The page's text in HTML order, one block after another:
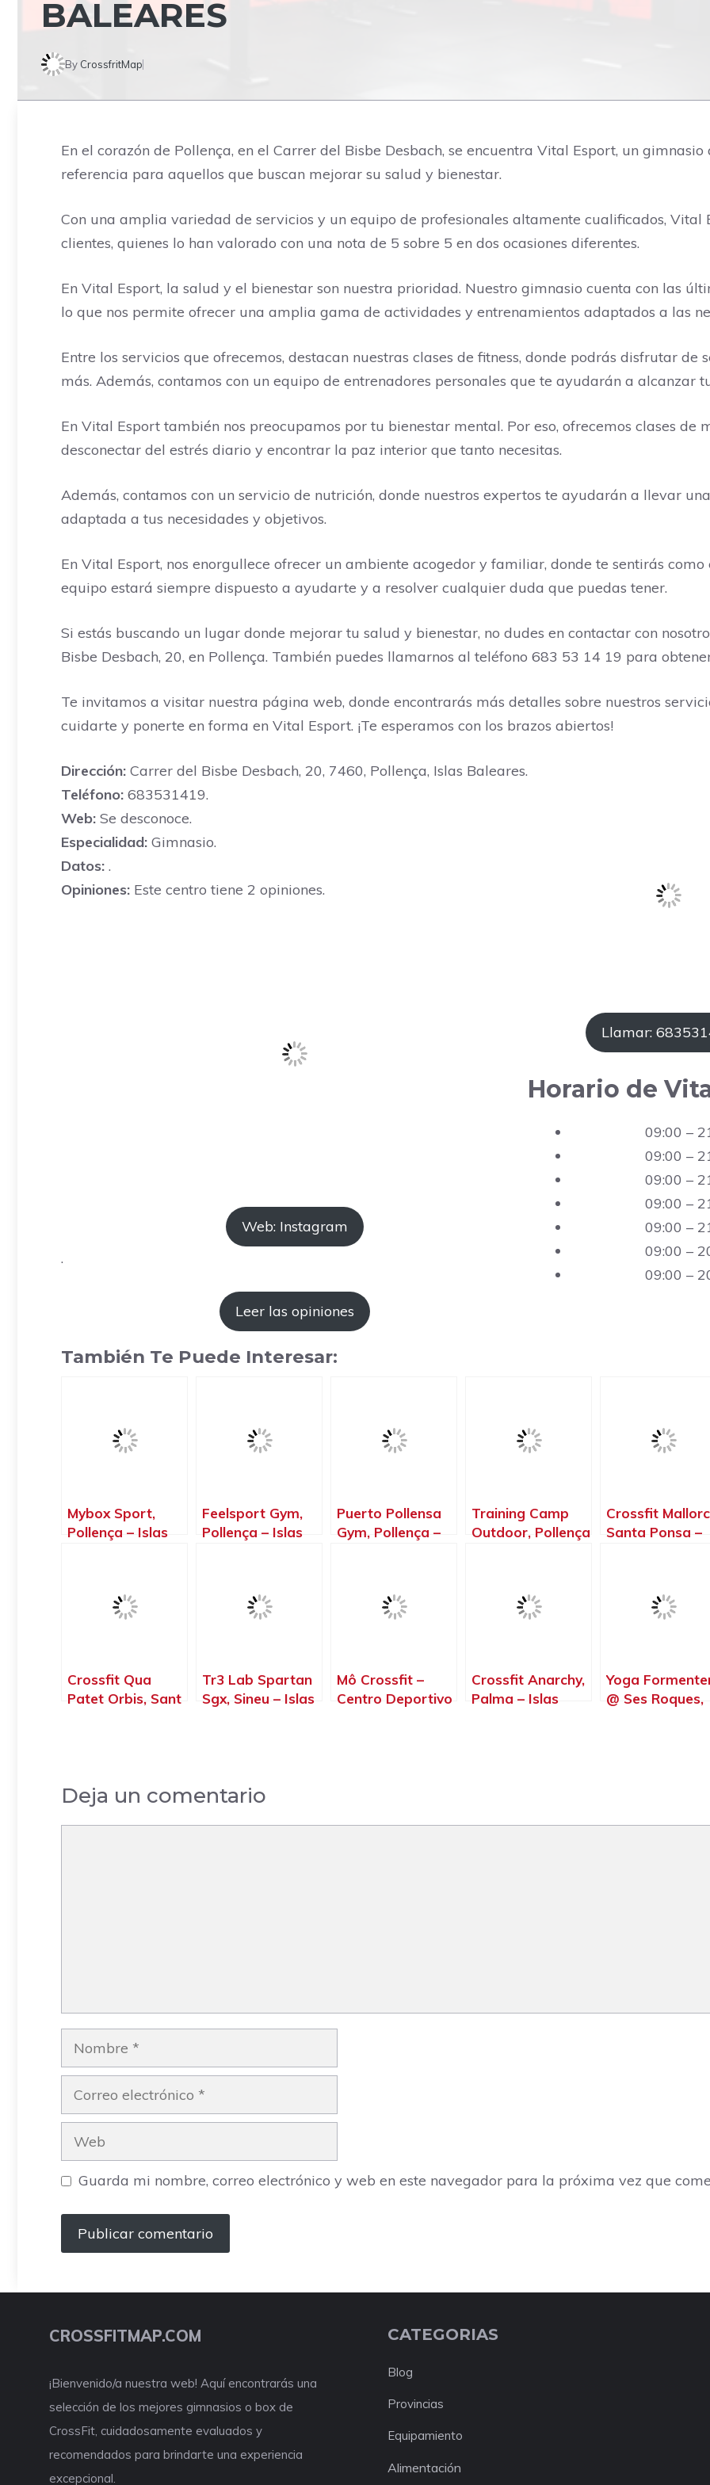
BALEARES
By CrossfritMap
En el corazón de Pollença, en el Carrer del Bisbe Desbach, se encuentra Vital Esport, un
referencia para aquellos que buscan mejorar su salud y bienestar.
Con una amplia variedad de servicios y un equipo de profesionales altamente cualificados, Vital
clientes, quienes lo han valorado con una nota de 5 sobre 5 en dos ocasiones diferentes.
En Vital Esport, la salud y el bienestar son nuestra prioridad. Nuestro gimnasio cuenta con las
lo que nos permite ofrecer una amplia gama de actividades y entrenamientos adaptados a las
Entre los servicios que ofrecemos, destacan nuestras clases de fitness, donde podrás disfrutar de
más. Además, contamos con un equipo de entrenadores personales que te ayudarán a alcanzar
En Vital Esport también nos preocupamos por tu bienestar mental. Por eso, ofrecemos clases de
desconectar del estrés diario y encontrar la paz interior que tanto necesitas.
Además, contamos con un servicio de nutrición, donde nuestros expertos te ayudarán a llevar
adaptada a tus necesidades y objetivos.
En Vital Esport, nos enorgullece ofrecer un ambiente acogedor y familiar, donde te sentirás
equipo estará siempre dispuesto a ayudarte y a resolver cualquier duda que puedas tener.
Si estás buscando un lugar donde mejorar tu salud y bienestar, no dudes en contactar con
Bisbe Desbach, 20, en Pollença. También puedes llamarnos al teléfono 683 53 14 19 para
Te invitamos a visitar nuestra página web, donde encontrarás más detalles sobre nuestros
cuidarte y ponerte en forma en Vital Esport. ¡Te esperamos con los brazos abiertos!
Dirección: Carrer del Bisbe Desbach, 20, 7460, Pollença, Islas Baleares.
Teléfono: 683531419.
Web: Se desconoce.
Especialidad: Gimnasio.
Datos: .
Opiniones: Este centro tiene 2 opiniones.
Web: Instagram
.
Leer las opiniones
Llamar:
Horario de
09:00 –
09:00 –
09:00 –
09:00 –
09:00 –
09:00 –
09:00 –
También Te Puede Interesar:
Mybox Sport,
Pollença – Islas
Feelsport Gym,
Pollença – Islas
Puerto Pollensa
Gym, Pollença –
Training Camp
Outdoor, Pollença
Crossfit
Santa Ponsa –
Crossfit Qua
Patet Orbis, Sant
Tr3 Lab Spartan
Sgx, Sineu – Islas
Mô Crossfit –
Centro Deportivo
Crossfit Anarchy,
Palma – Islas
Yoga
@ Ses Roques,
Deja un comentario
Nombre
Correo
electrónico
Web
Guarda mi nombre, correo electrónico y web en este navegador para la próxima vez que
CROSSFITMAP.COM
¡Bienvenido/a nuestra web! Aquí encontrarás una
selección de los mejores gimnasios o box de
CrossFit, cuidadosamente evaluados y
recomendados para brindarte una experiencia
excepcional.
CATEGORIAS
Blog
Provincias
Equipamiento
Alimentación